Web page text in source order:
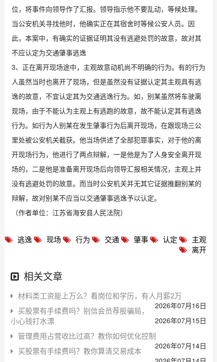
位，将事件向领导作了汇报。领导指示他不要乱动，等候处理。
当公安机关寻找他时，他确实正在其宿舍时等候公安人员。因
此，本案中，有确实的证据证明其没有逃避处罚的故意，故对其
不应认定为交通肇事逃逸
3、正在离开现场途中，主观故意动机尚不明确的行为。有的行为
人虽然当时也离开了现场，但是虽然没有证据认定其主观具有逃
逸的故意，不宜认定其为交通逃逸行为。如，别某虽然将车驶离
现场，由于不能认为主观上有逃跑的故意，故不能认定其有逃逸
行为。如行为人别某在发生肇事行为后离开现场，在跟现场三公
里处被公安机关截获。他当场供述了全部犯罪事实，对于他的离
开现场行为，他进行了两点辩解，一是他是为了人身安全离开现
场的，二是他是准备离开现场后向领导汇报相关情况，主观上并
没有逃避处罚的故意。而当时公安机关并无其它证据推翻别某的
辩解，故对别某不应当以交通肇事逃逸予以认定。
（作者单位：江苏省海安县人民法院）
逃逸 现场 行为 交通 肇事 认定
主观
离开
相关文章
材料类工资能上万么？看岗位和学历，有人月薪2万
2026年07月16日
买股票有手续费吗？别信会员荐股骗局，
小心钱打水漂
2026年07月15日
管理费用占营收比过高？教你如何优化控制
2026年07月14日
买股票有手续费吗？教你算清交易成本